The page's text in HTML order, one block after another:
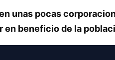
unas pocas
en beneficio de la